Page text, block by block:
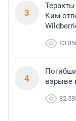
3
Ким
83
4
взрыве
82